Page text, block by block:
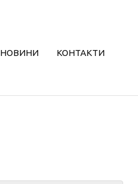
НОВИНИ КОНТАКТИ